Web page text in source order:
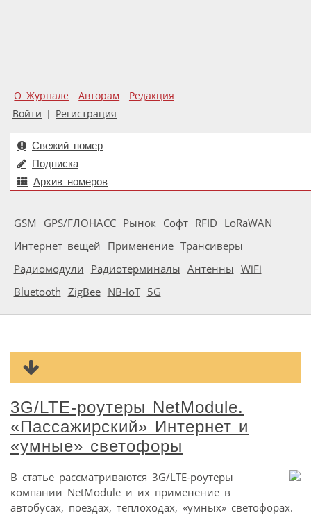
О Журнале Авторам
Редакция
Войти | Регистрация
Свежий номер
Подписка
Архив номеров
GSM GPS/ГЛОНАСС Рынок Софт RFID LoRaWAN
Интернет вещей Применение Трансиверы
Радиомодули Радиотерминалы Антенны WiFi
Bluetooth ZigBee NB-IoT 5G
3G/LTE-роутеры NetModule.
«Пассажирский» Интернет и
«умные» светофоры
В статье рассматриваются 3G/LTE-роутеры
компании NetModule и их применение в
автобусах, поездах, теплоходах, «умных» светофорах.